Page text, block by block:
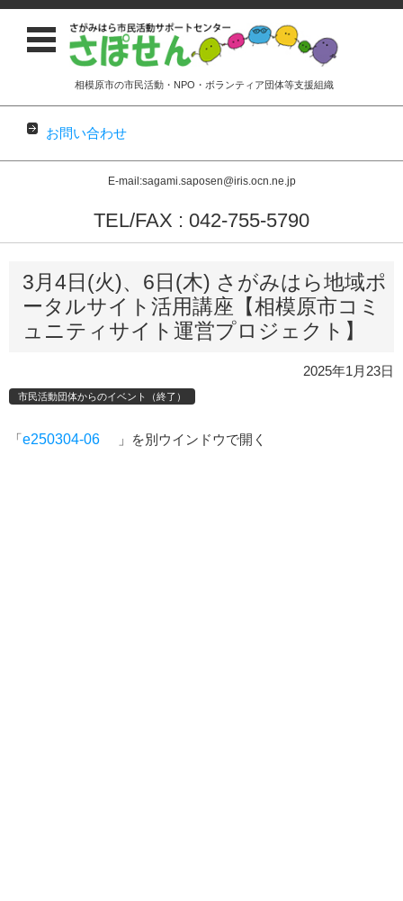
相模原市の市民活動・NPO・ボランティア団体等支援組織
お問い合わせ
E-mail:sagami.saposen@iris.ocn.ne.jp
TEL/FAX : 042-755-5790
コンテンツに移動
3月4日(火)、6日(木) さがみはら地域ポ
ータルサイト活用講座【相模原市コミ
ュニティサイト運営プロジェクト】
2025年1月23日
市民活動団体からのイベント（終了）
「e250304-06 」を別ウインドウで開く